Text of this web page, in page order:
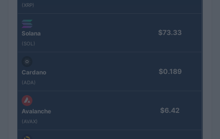
(XRP)
Solana
(SOL)
$73.33
Cardano
(ADA)
$0.189
Avalanche
(AVAX)
$6.42